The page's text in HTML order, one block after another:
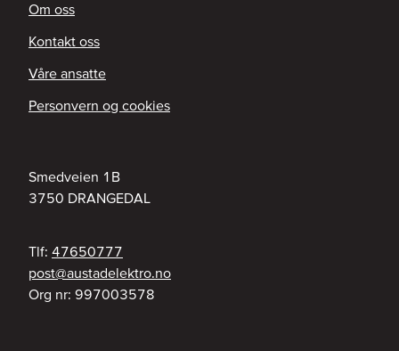
Smedveien 1B
3750 DRANGEDAL
Tlf: 47650777
on.ortkeledatsua@tsop
Org nr: 997003578
Om oss
Kontakt oss
Våre ansatte
Personvern og cookies